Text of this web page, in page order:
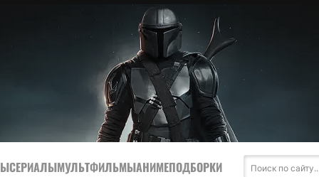
СЕРИАЛЫМУЛЬТФИЛЬМЫАНИМЕПОДБОРКИ